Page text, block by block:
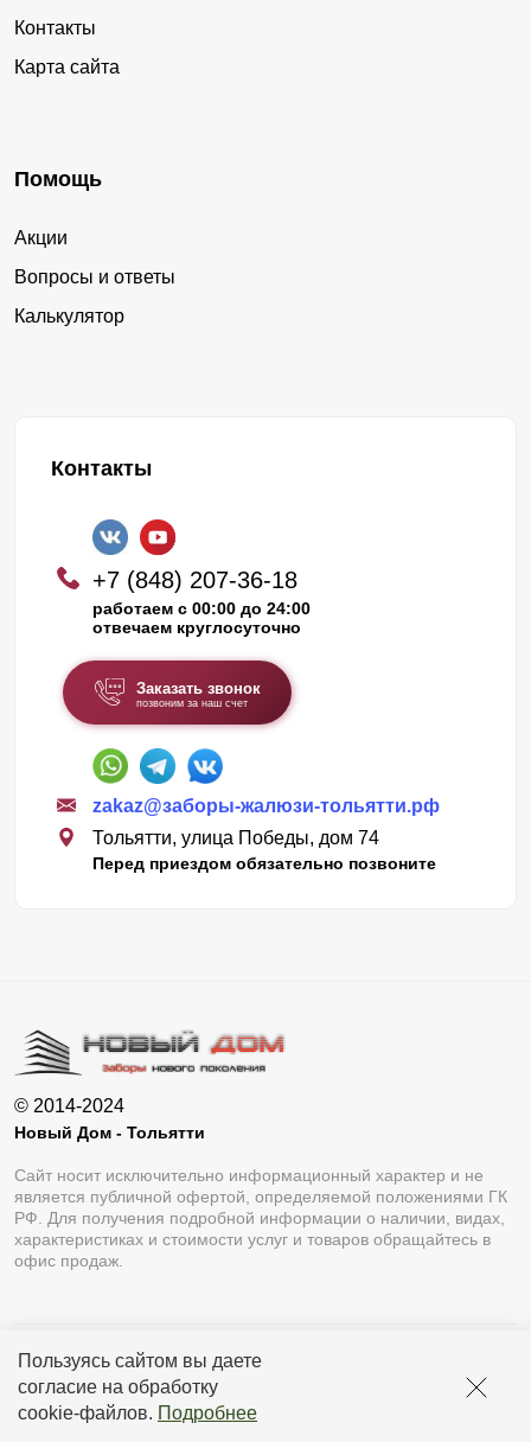
Пользуясь сайтом вы даете
согласие на обработку
cookie-файлов. Подробнее
Контакты
Карта сайта
Помощь
Акции
Вопросы и ответы
Калькулятор
Контакты
+7 (848) 207-36-18
работаем с 00:00 до 24:00
отвечаем круглосуточно
Заказать звонок
позвоним за наш счет
zakaz@заборы-жалюзи-тольятти.рф
Тольятти, улица Победы, дом 74
Перед приездом обязательно позвоните
© 2014-2024
Новый Дом - Тольятти
Сайт носит исключительно информационный характер и не
является публичной офертой, определяемой положениями ГК
РФ. Для получения подробной информации о наличии, видах,
характеристиках и стоимости услуг и товаров обращайтесь в
офис продаж.
Разработка сайтаLukevium
Политика конфиденциальности